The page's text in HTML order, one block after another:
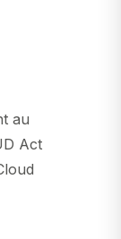
au
Act